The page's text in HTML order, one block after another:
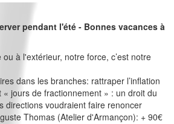
pendant l'été - Bonnes vacances à
à l'extérieur, notre force, c’est notre
dans les branches: rattraper l’inflation
« jours de fractionnement » : un droit du
directions voudraient faire renoncer
Thomas (Atelier d'Armançon): + 90€